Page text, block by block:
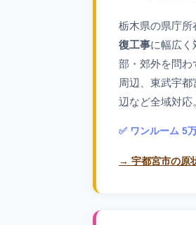
栃木県の県庁所
復工事に幅広く
部・郊外を問わ
周辺、東武宇
辺など全域対応
✅ ワンルーム 5
→ 宇都宮市の原